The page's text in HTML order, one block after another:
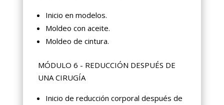
Inicio en modelos.
Moldeo con aceite.
Moldeo de cintura.
MÓDULO 6 - REDUCCIÓN DESPUÉS DE
UNA CIRUGÍA
Inicio de reducción corporal después de